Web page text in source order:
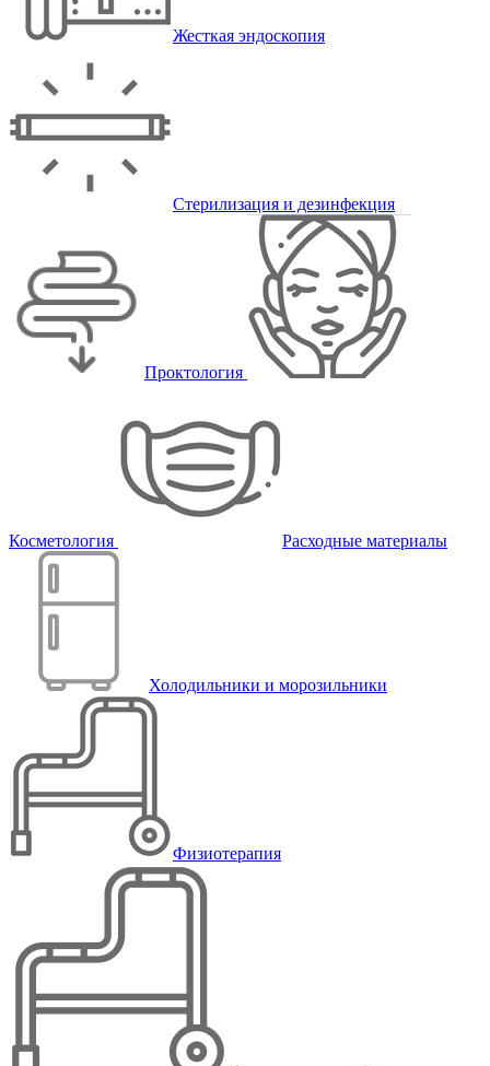
Жесткая эндоскопия
Стерилизация и дезинфекция
Проктология
Косметология Расходные материалы
Холодильники и морозильники
Физиотерапия